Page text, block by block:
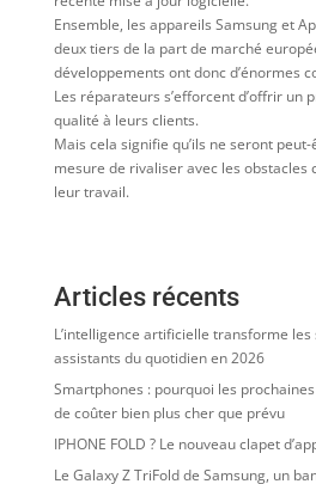
Ensemble, les appareils Samsung et
deux tiers de la part de marché
développements ont donc d’énormes
Les réparateurs s’efforcent d’offrir un
qualité à leurs clients.
Mais cela signifie qu’ils ne seront
mesure de rivaliser avec les obstacles
leur travail.
Articles récents
L’intelligence artificielle transforme
assistants du quotidien en 2026
Smartphones : pourquoi les
de coûter bien plus cher que prévu
IPHONE FOLD ? Le nouveau clapet
Le Galaxy Z TriFold de Samsung, un